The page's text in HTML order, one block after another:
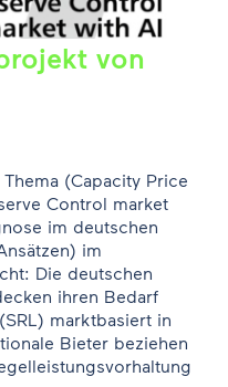
von
(Capacity Price
Control market
im deutschen
im
Die deutschen
ihren Bedarf
marktbasiert in
Bieter beziehen